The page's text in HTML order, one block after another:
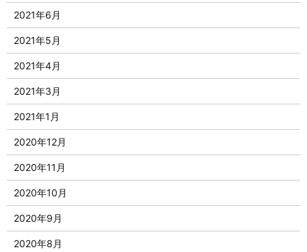
2021年6月
2021年5月
2021年4月
2021年3月
2021年1月
2020年12月
2020年11月
2020年10月
2020年9月
2020年8月